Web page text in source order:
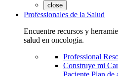
close
Professionales de la Salud
Encuentre recursos y
salud en oncología.
Professional
Construye mi
Paciente Plan de